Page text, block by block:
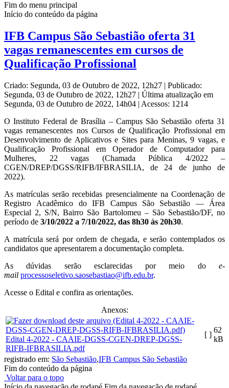
Fim do menu principal
Início do conteúdo da página
IFB Campus São Sebastião oferta 31
vagas remanescentes em cursos de
Qualificação Profissional
Criado: Segunda, 03 de Outubro de 2022, 12h27 | Publicado:
Segunda, 03 de Outubro de 2022, 12h27 | Última atualização em
Segunda, 03 de Outubro de 2022, 14h04 | Acessos: 1214
O Instituto Federal de Brasília – Campus São Sebastião oferta 31
vagas remanescentes nos Cursos de Qualificação Profissional em
Desenvolvimento de Aplicativos e Sites para Meninas, 9 vagas, e
Qualificação Profissional em Operador de Computador para
Mulheres, 22 vagas (Chamada Pública 4/2022 –
CGEN/DREP/DGSS/RIFB/IFBRASILIA, de 24 de junho de
2022).
As matrículas serão recebidas presencialmente na Coordenação de
Registro Acadêmico do IFB Campus São Sebastião — Área
Especial 2, S/N, Bairro São Bartolomeu – São Sebastião/DF, no
período de 3/10/2022 a 7/10/2022, das 8h30 às 20h30.
A matrícula será por ordem de chegada, e serão contemplados os
candidatos que apresentarem a documentação completa.
As dúvidas serão esclarecidas por meio do e-
mail processoseletivo.saosebastiao@ifb.edu.br.
Acesse o Edital e confira as orientações.
Anexos:
Edital 4-2022 - CAAIE-DGSS-CGEN-DREP-DGSS-
RIFB-IFBRASILIA.pdf
[ ]
62
kB
registrado em: São Sebastião,IFB Campus São Sebastião
Fim do conteúdo da página
Voltar para o topo